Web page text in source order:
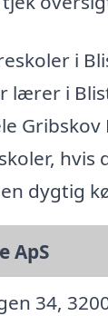
i
lærer i
hvis
dygtig
ApS
34,